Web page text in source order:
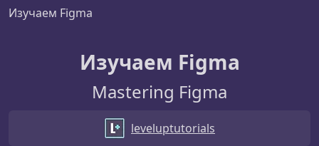
Изучаем Figma
Изучаем Figma
Mastering Figma
leveluptutorials